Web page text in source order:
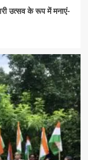
उत्सव के रूप में मनाएं-